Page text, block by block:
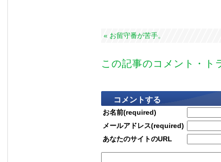
« お留守番が苦手。
この記事のコメント・ト
コメントする
お名前(required)
メールアドレス(required)
あなたのサイトのURL